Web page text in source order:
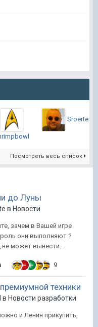
Sroerte
Посмотреть весь список
до Луны
в Новости
зачем в Вашей игре
они выполняют ?
не может вынести...
9
техники
в Новости разработки
и Ленин прикупить,